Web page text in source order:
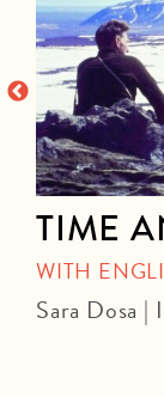
TIME
WITH
Sara Dosa